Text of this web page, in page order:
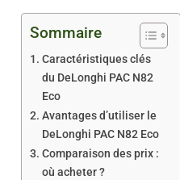
Sommaire
Caractéristiques clés
du DeLonghi PAC N82
Eco
Avantages d’utiliser le
DeLonghi PAC N82 Eco
Comparaison des prix :
où acheter ?